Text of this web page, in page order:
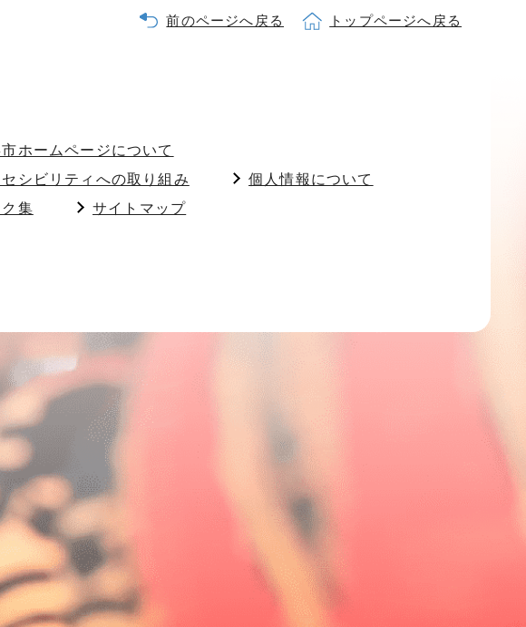
前のページへ戻る トップページへ戻る
ホームページについて
シビリティへの取り組み
個人情報について
ク集
サイトマップ